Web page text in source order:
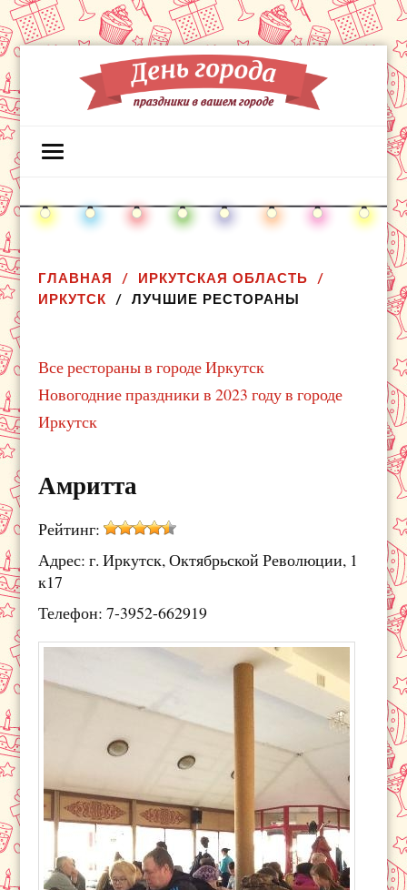
ГЛАВНАЯ
ИРКУТСКАЯ ОБЛАСТЬ
ИРКУТСК
ЛУЧШИЕ РЕСТОРАНЫ
Все рестораны в городе Иркутск
Новогодние праздники в 2023 году в городе
Иркутск
Амритта
Рейтинг:
Адрес: г. Иркутск, Октябрьской Революции, 1
к17
Телефон: 7-3952-662919